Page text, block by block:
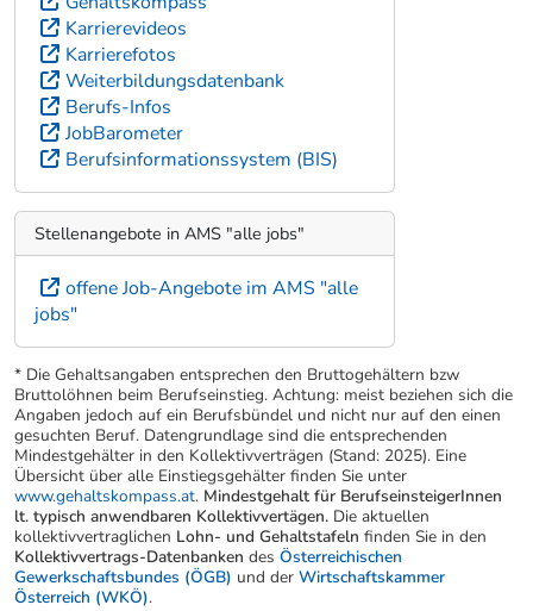
Karrierevideos
Karrierefotos
Weiterbildungsdatenbank
Berufs-Infos
JobBarometer
Berufsinformationssystem (BIS)
Stellenangebote in AMS "alle jobs"
offene Job-Angebote im AMS "alle
jobs"
* Die Gehaltsangaben entsprechen den Bruttogehältern bzw
Bruttolöhnen beim Berufseinstieg. Achtung: meist beziehen sich die
Angaben jedoch auf ein Berufsbündel und nicht nur auf den einen
gesuchten Beruf. Datengrundlage sind die entsprechenden
Mindestgehälter in den Kollektivverträgen (Stand: 2025). Eine
Übersicht über alle Einstiegsgehälter finden Sie unter
www.gehaltskompass.at. Mindestgehalt für BerufseinsteigerInnen
lt. typisch anwendbaren Kollektivvertägen. Die aktuellen
kollektivvertraglichen Lohn- und Gehaltstafeln finden Sie in den
Kollektivvertrags-Datenbanken des Österreichischen
Gewerkschaftsbundes (ÖGB) und der Wirtschaftskammer
Österreich (WKÖ).